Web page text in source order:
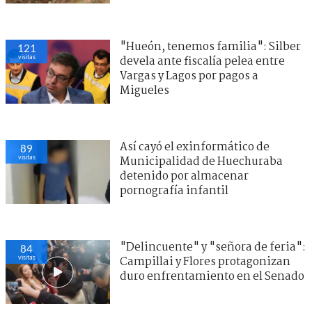
121
visitas
"Hueón, tenemos familia": Silber
devela ante fiscalía pelea entre
Vargas y Lagos por pagos a
Migueles
89
visitas
Así cayó el exinformático de
Municipalidad de Huechuraba
detenido por almacenar
pornografía infantil
84
visitas
"Delincuente" y "señora de feria":
Campillai y Flores protagonizan
duro enfrentamiento en el Senado